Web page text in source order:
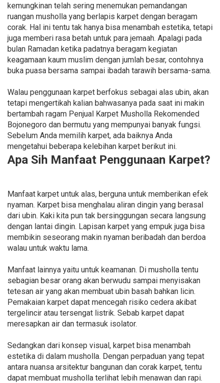
kemungkinan telah sering menemukan pemandangan
ruangan musholla yang berlapis karpet dengan beragam
corak. Hal ini tentu tak hanya bisa menambah estetika, tetapi
juga memberi rasa betah untuk para jemaah. Apalagi pada
bulan Ramadan ketika padatnya beragam kegiatan
keagamaan kaum muslim dengan jumlah besar, contohnya
buka puasa bersama sampai ibadah tarawih bersama-sama.
Walau penggunaan karpet berfokus sebagai alas ubin, akan
tetapi mengertikah kalian bahwasanya pada saat ini makin
bertambah ragam Penjual Karpet Musholla Rekomended
Bojonegoro dan bermutu yang mempunyai banyak fungsi.
Sebelum Anda memilih karpet, ada baiknya Anda
mengetahui beberapa kelebihan karpet berikut ini.
Apa Sih Manfaat Penggunaan Karpet?
Manfaat karpet untuk alas, berguna untuk memberikan efek
nyaman. Karpet bisa menghalau aliran dingin yang berasal
dari ubin. Kaki kita pun tak bersinggungan secara langsung
dengan lantai dingin. Lapisan karpet yang empuk juga bisa
membikin seseorang makin nyaman beribadah dan berdoa
walau untuk waktu lama.
Manfaat lainnya yaitu untuk keamanan. Di musholla tentu
sebagian besar orang akan berwudu sampai menyisakan
tetesan air yang akan membuat ubin basah bahkan licin.
Pemakaian karpet dapat mencegah risiko cedera akibat
tergelincir atau tersengat listrik. Sebab karpet dapat
meresapkan air dan termasuk isolator.
Sedangkan dari konsep visual, karpet bisa menambah
estetika di dalam musholla. Dengan perpaduan yang tepat
antara nuansa arsitektur bangunan dan corak karpet, tentu
dapat membuat musholla terlihat lebih menawan dan rapi.